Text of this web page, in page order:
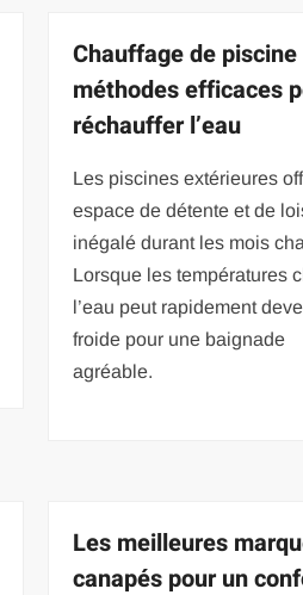
Chauffage de piscine
méthodes efficaces
réchauffer l’eau
Les piscines extérieures
espace de détente et de
inégalé durant les mois
Lorsque les températures
l’eau peut rapidement
froide pour une baignade
agréable.
Les meilleures
canapés pour un